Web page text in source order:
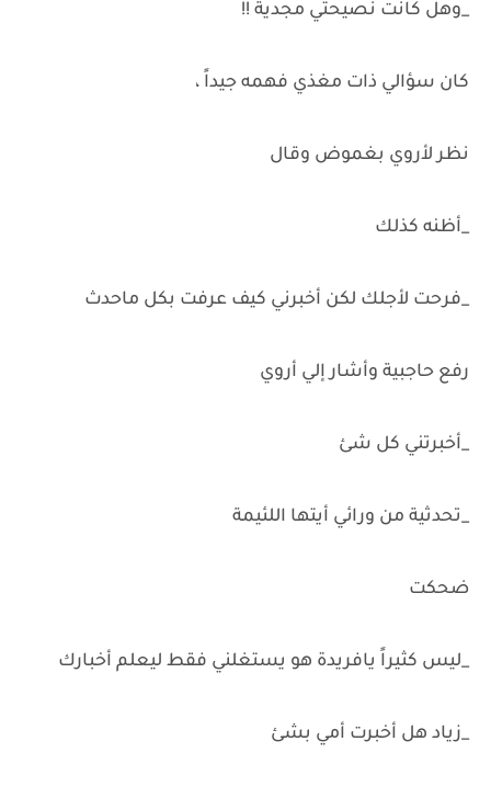
_وهل كانت نصيحتي مجدية !!
كان سؤالي ذات مغذي فهمه جيداً ،
نظر لأروي بغموض وقال
_أظنه كذلك
_فرحت لأجلك لكن أخبرني كيف عرفت بكل ماحدث
رفع حاجبية وأشار إلي أروي
_أخبرتني كل شئ
_تحدثية من ورائي أيتها اللئيمة
ضحكت
_ليس كثيراً يافريدة هو يستغلني فقط ليعلم أخبارك
_زياد هل أخبرت أمي بشئ